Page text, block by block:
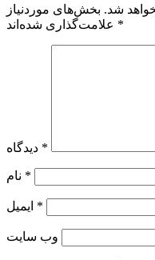
شد. بخش‌های موردنیاز
*
*
*
*
وب‌ سایت